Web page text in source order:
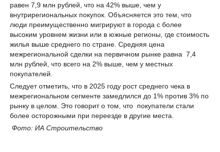
равен 7,9 млн рублей, что на 42% выше, чем у
внутрирегиональных покупок. Объясняется это тем, что
люди преимущественно мигрируют в города с более
высоким уровнем жизни или в южные регионы, где стоимость
жилья выше среднего по стране. Средняя цена
межрегиональной сделки на первичном рынке равна 7,4
млн рублей, что всего на 2% выше, чем у местных
покупателей.
Следует отметить, что в 2025 году рост среднего чека в
межрегиональном сегменте замедлился до 1% против 3% по
рынку в целом. Это говорит о том, что покупатели стали
более осторожными при переезде в другие места.
Фото: ИА Строительство